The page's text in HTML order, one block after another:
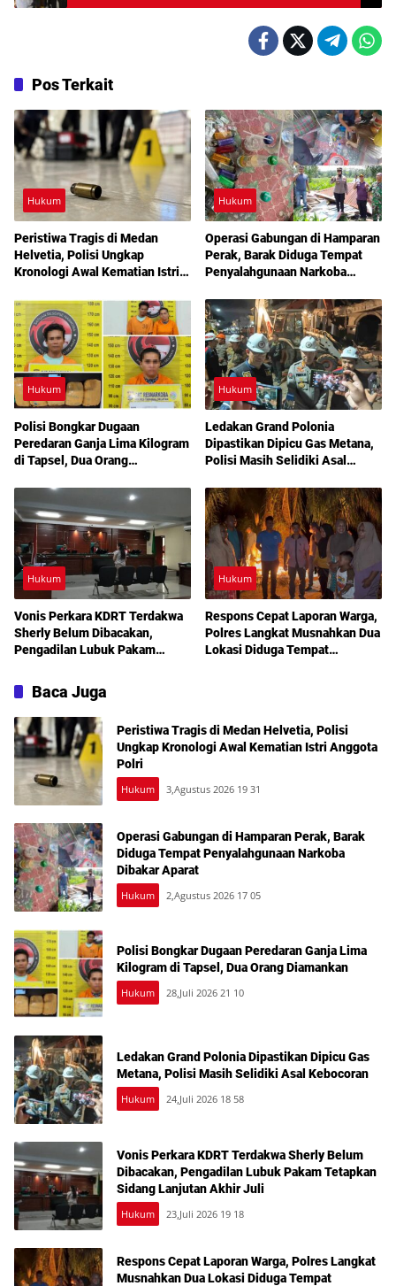
Pos Terkait
Hukum
Peristiwa Tragis di Medan
Helvetia, Polisi Ungkap
Kronologi Awal Kematian Istri
Hukum
Operasi Gabungan di Hamparan
Perak, Barak Diduga Tempat
Penyalahgunaan Narkoba
Hukum
Polisi Bongkar Dugaan
Peredaran Ganja Lima Kilogram
di Tapsel, Dua Orang
Hukum
Ledakan Grand Polonia
Dipastikan Dipicu Gas Metana,
Polisi Masih Selidiki Asal
Hukum
Vonis Perkara KDRT Terdakwa
Sherly Belum Dibacakan,
Pengadilan Lubuk Pakam
Akhir Juli
Hukum
Respons Cepat Laporan Warga,
Polres Langkat Musnahkan Dua
Lokasi Diduga Tempat
Baca Juga
Peristiwa Tragis di Medan Helvetia, Polisi
Ungkap Kronologi Awal Kematian Istri Anggota
Polri
Hukum 3,Agustus 2026 19 31
Operasi Gabungan di Hamparan Perak, Barak
Diduga Tempat Penyalahgunaan Narkoba
Dibakar Aparat
Hukum 2,Agustus 2026 17 05
Polisi Bongkar Dugaan Peredaran Ganja Lima
Kilogram di Tapsel, Dua Orang Diamankan
Hukum 28,Juli 2026 21 10
Ledakan Grand Polonia Dipastikan Dipicu Gas
Metana, Polisi Masih Selidiki Asal Kebocoran
Hukum 24,Juli 2026 18 58
Vonis Perkara KDRT Terdakwa Sherly Belum
Dibacakan, Pengadilan Lubuk Pakam Tetapkan
Sidang Lanjutan Akhir Juli
Hukum 23,Juli 2026 19 18
Respons Cepat Laporan Warga, Polres Langkat
Musnahkan Dua Lokasi Diduga Tempat